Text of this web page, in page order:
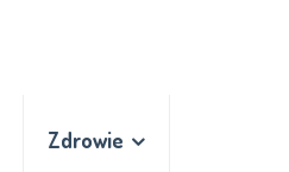
Zdrowie